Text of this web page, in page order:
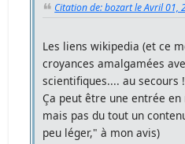
Citation de: bozart le Avril 01,
Les liens wikipedia (et ce
croyances amalgamées
scientifiques.... au secours
Ça peut être une entrée
mais pas du tout un
peu léger," à mon avis)